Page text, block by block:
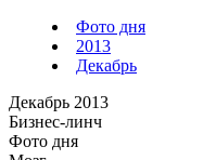
Фото дня
2013
Декабрь
Декабрь 2013
Бизнес-линч
Фото дня